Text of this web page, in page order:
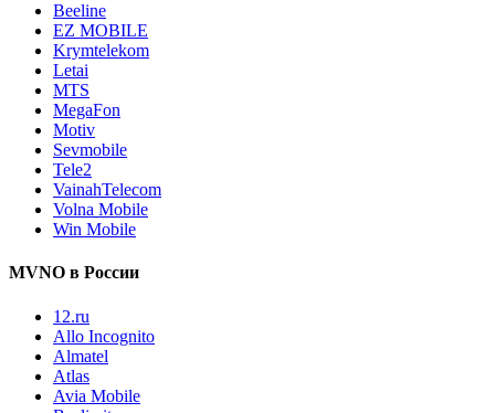
Beeline
EZ MOBILE
Krymtelekom
Letai
MTS
MegaFon
Motiv
Sevmobile
Tele2
VainahTelecom
Volna Mobile
Win Mobile
MVNO в России
12.ru
Allo Incognito
Almatel
Atlas
Avia Mobile